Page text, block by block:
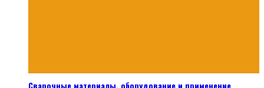
Сварочные материалы, оборудование и применение